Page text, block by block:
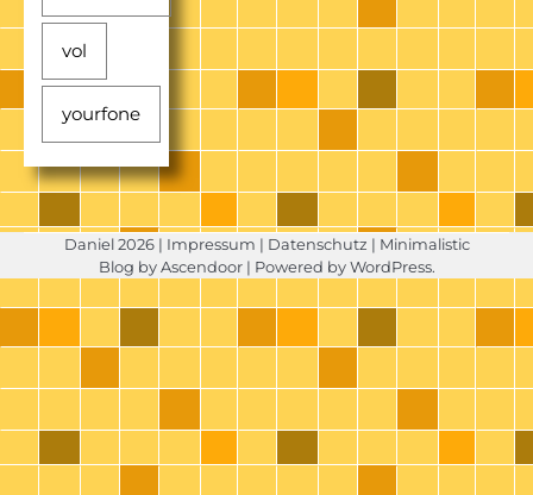
vol
yourfone
Daniel 2026 | Impressum | Datenschutz | Minimalistic
Blog byAscendoor| Powered byWordPress.